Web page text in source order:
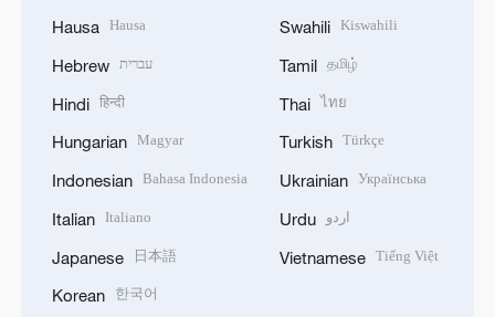
Hausa Hausa
Hebrew עברית
Hindi हिन्दी
Hungarian Magyar
Indonesian Bahasa Indonesia
Italian Italiano
Japanese 日本語
Korean 한국어
Swahili Kiswahili
Tamil தமிழ்
Thai ไทย
Turkish Türkçe
Ukrainian Українська
Urdu اردو
Vietnamese Tiếng Việt